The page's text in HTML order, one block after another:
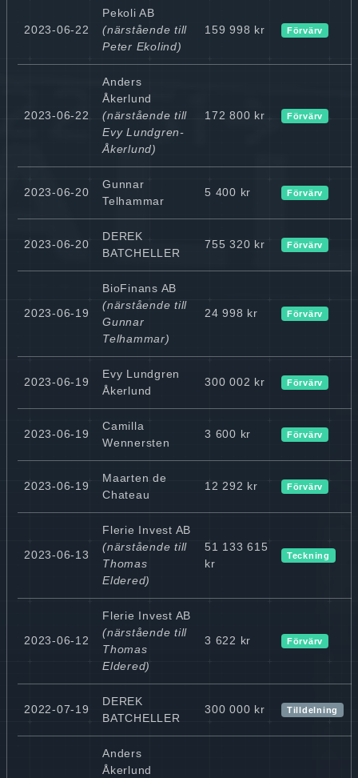
2023-06-22
Pekoli AB
(närstående till
Peter Ekolind)
159 998 kr Förvärv
2023-06-22
Anders
Åkerlund
(närstående till
Evy Lundgren-
Åkerlund)
172 800 kr Förvärv
2023-06-20
Gunnar
Telhammar
5 400 kr Förvärv
2023-06-20
DEREK
BATCHELLER
755 320 kr Förvärv
2023-06-19
BioFinans AB
(närstående till
Gunnar
Telhammar)
24 998 kr Förvärv
2023-06-19
Evy Lundgren
Åkerlund
300 002 kr Förvärv
2023-06-19
Camilla
Wennersten
3 600 kr Förvärv
2023-06-19
Maarten de
Chateau
12 292 kr Förvärv
2023-06-13
Flerie Invest AB
(närstående till
Thomas
Eldered)
51 133 615
kr
Teckning
2023-06-12
Flerie Invest AB
(närstående till
Thomas
Eldered)
3 622 kr Förvärv
2022-07-19
DEREK
BATCHELLER
300 000 kr Tilldelning
Anders
Åkerlund